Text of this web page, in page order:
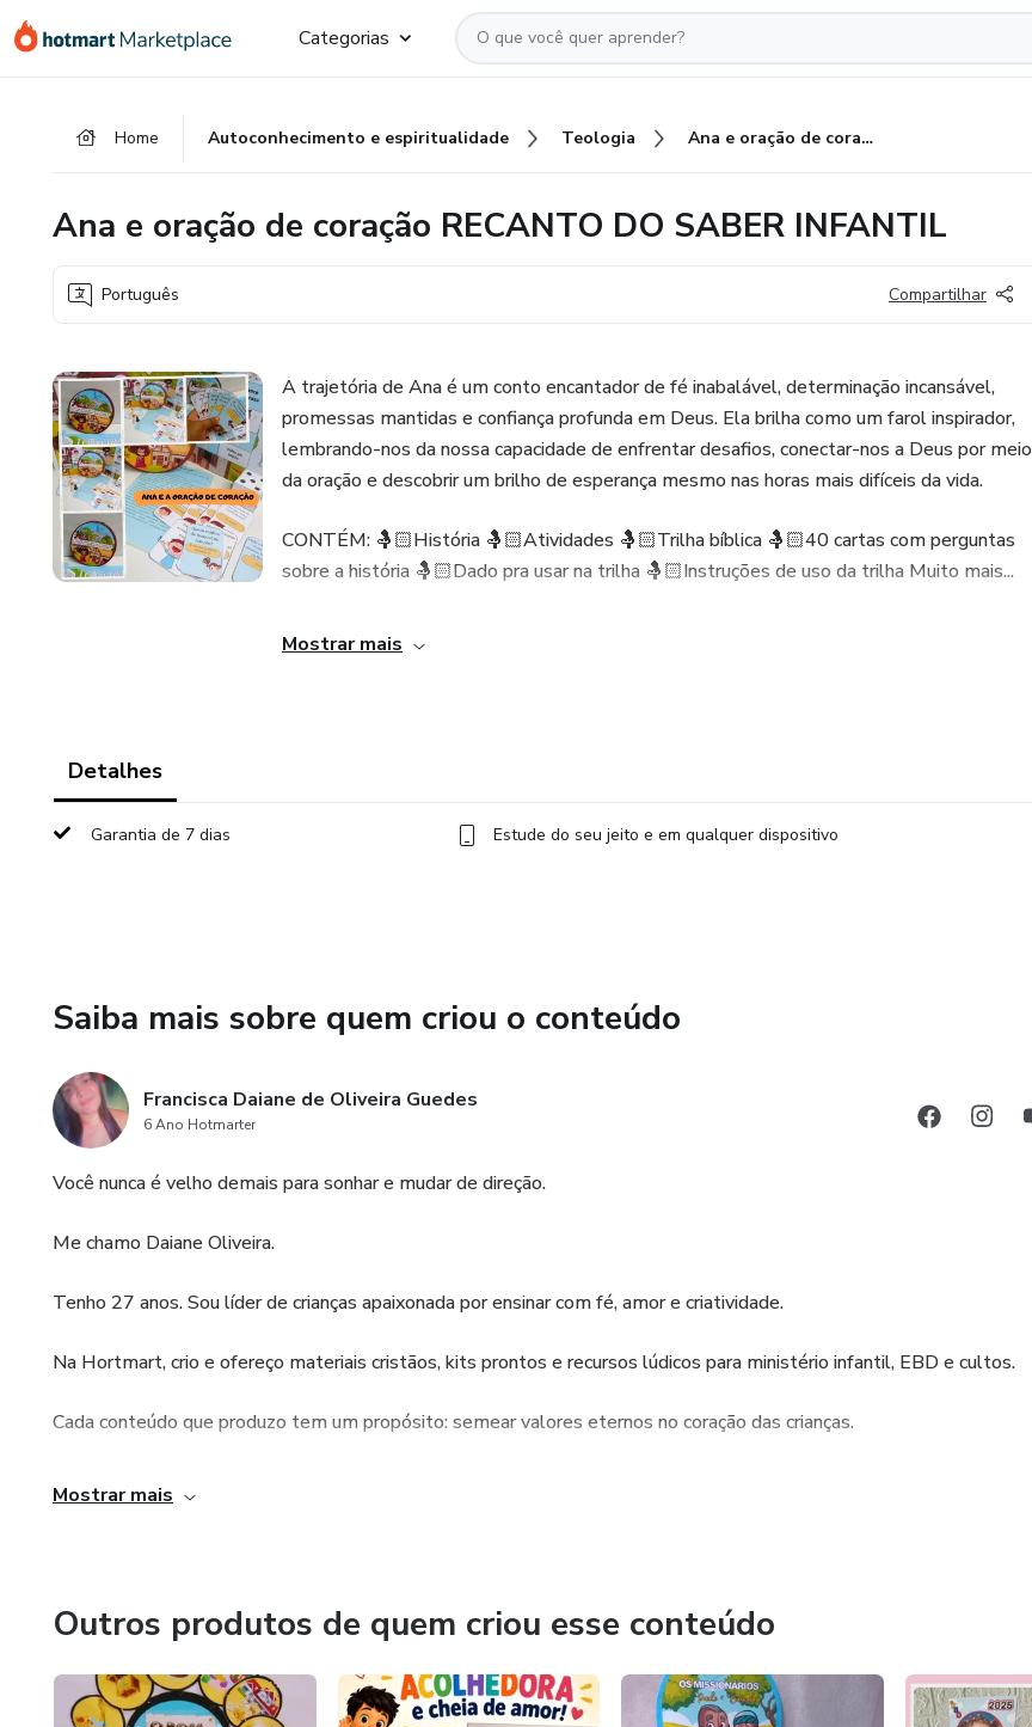
para
para
para
Categorias
Home Autoconhecimento e espiritualidade Teologia Ana e oração de coração RECANTO DO SABER INFANTIL
Ana e oração de coração RECANTO DO SABER INFANTIL
Português Compartilhar
A trajetória de Ana é um conto encantador de fé inabalável, determinação incansável,
promessas mantidas e confiança profunda em Deus. Ela brilha como um farol inspirador,
lembrando-nos da nossa capacidade de enfrentar desafios, conectar-nos a Deus por meio
da oração e descobrir um brilho de esperança mesmo nas horas mais difíceis da vida.
CONTÉM: 🤱🏻História 🤱🏻Atividades 🤱🏻Trilha bíblica 🤱🏻40 cartas com perguntas
sobre a história 🤱🏻Dado pra usar na trilha 🤱🏻Instruções de uso da trilha Muito mais...
Mostrar mais
Detalhes
Garantia de 7 dias Estude do seu jeito e em qualquer dispositivo
Saiba mais sobre quem criou o conteúdo
Francisca Daiane de Oliveira Guedes
6 Ano Hotmarter
Você nunca é velho demais para sonhar e mudar de direção.
Me chamo Daiane Oliveira.
Tenho 27 anos. Sou líder de crianças apaixonada por ensinar com fé, amor e criatividade.
Na Hortmart, crio e ofereço materiais cristãos, kits prontos e recursos lúdicos para ministério infantil, EBD e cultos.
Cada conteúdo que produzo tem um propósito: semear valores eternos no coração das crianças.
Acredito que com alegria e dedicação podemos transformar o ensino cristão.
Mostrar mais
Outros produtos de quem criou esse conteúdo